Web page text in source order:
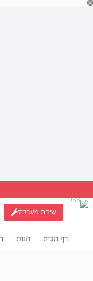
Skip
שירות מעבדה
דף הבית חנות